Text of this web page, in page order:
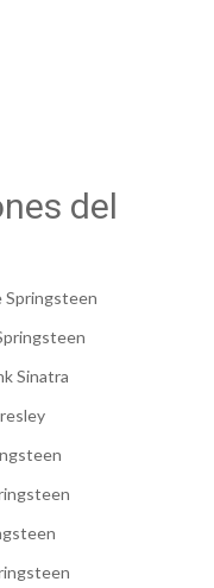
del
Springsteen
Sinatra